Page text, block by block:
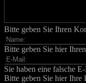
Bitte geben Sie Ihren
Bitte geben Sie hier
Sie haben eine falsche
Bitte geben Sie hier Ihre